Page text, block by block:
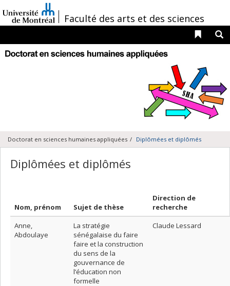
au
contenu
/Faculté des arts et des sciences
Liens
Navigation
principale
Doctorat en sciences humaines appliquées Diplômées et diplômés
Diplômées et diplômés
Nom, prénom Sujet de thèse
Direction de
recherche
Anne,
Abdoulaye
La stratégie
sénégalaise du faire
faire et la construction
du sens de la
gouvernance de
l’éducation non
formelle
Claude Lessard